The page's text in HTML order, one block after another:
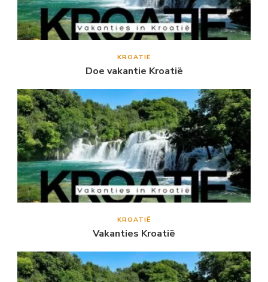
KROATIË
Doe vakantie Kroatië
KROATIË
Vakanties Kroatië